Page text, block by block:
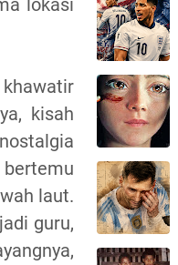
kisah
laut.
guru,